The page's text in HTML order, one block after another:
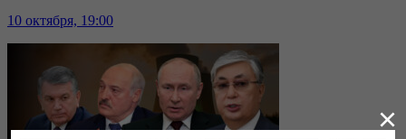
10 октября, 19:00
×